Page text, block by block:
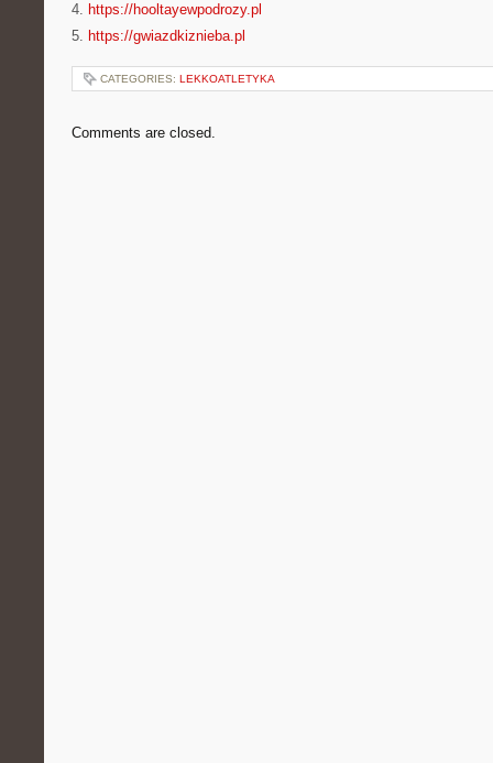
4. https://hooltayewpodrozy.pl
5. https://gwiazdkiznieba.pl
CATEGORIES: LEKKOATLETYKA
Comments are closed.